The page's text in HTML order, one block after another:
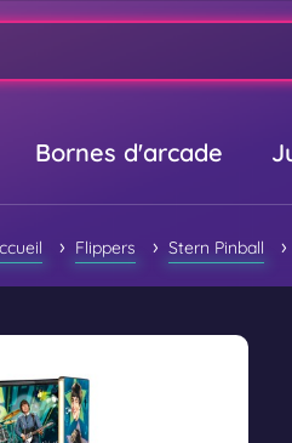
Bornes d'arcade
› Flippers › Stern Pinball ›